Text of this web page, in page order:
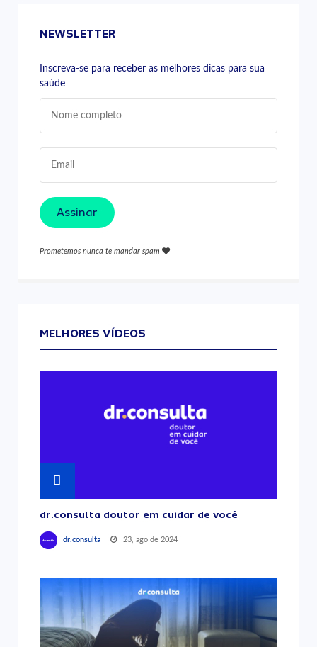
NEWSLETTER
Inscreva-se para receber as melhores dicas para sua
saúde
Assinar
Prometemos nunca te mandar spam
MELHORES VÍDEOS
dr.consulta doutor em cuidar de você
dr.consulta 23, ago de 2024